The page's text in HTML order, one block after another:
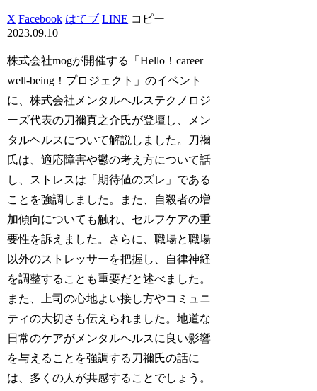
X Facebook はてブ LINE コピー
2023.09.10
株式会社mogが開催する「Hello！career
well-being！プロジェクト」のイベント
に、株式会社メンタルヘルステクノロジ
ーズ代表の刀禰真之介氏が登壇し、メン
タルヘルスについて解説しました。刀禰
氏は、適応障害や鬱の考え方について話
し、ストレスは「期待値のズレ」である
ことを強調しました。また、自殺者の増
加傾向についても触れ、セルフケアの重
要性を訴えました。さらに、職場と職場
以外のストレッサーを把握し、自律神経
を調整することも重要だと述べました。
また、上司の心地よい接し方やコミュニ
ティの大切さも伝えられました。地道な
日常のケアがメンタルヘルスに良い影響
を与えることを強調する刀禰氏の話に
は、多くの人が共感することでしょう。